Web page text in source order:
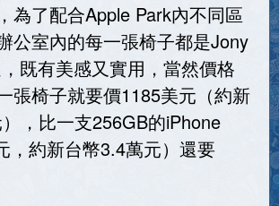
為了配合Apple Park內不同區
公室內的每一張椅子都是Jony
既有美感又實用，當然價格
張椅子就要價1185美元（約新
，比一支256GB的iPhone
，約新台幣3.4萬元）還要